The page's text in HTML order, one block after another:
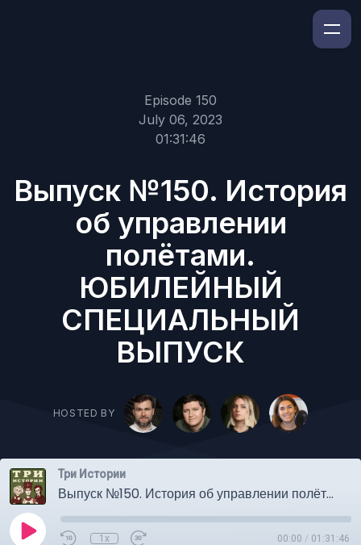
Episode 150
July 06, 2023
01:31:46
Выпуск №150. История
об управлении
полётами.
ЮБИЛЕЙНЫЙ
СПЕЦИАЛЬНЫЙ
ВЫПУСК
HOSTED BY
Три Истории
Выпуск №150. История об управлении полётами. ЮБИЛЕЙНЫЙ СПЕЦИАЛЬНЫЙ ВЫПУСК
1x 00:00 / 01:31:46